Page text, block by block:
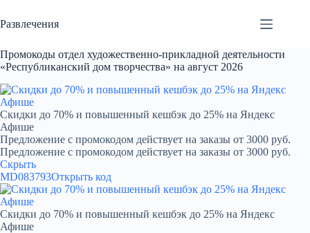
к
сути
Развлечения
Промокоды отдел художественно-прикладной деятельности
«Республиканский дом творчества» на август 2026
Скидки до 70% и повышенный кешбэк до 25% на Яндекс
Афише
Предложение с промокодом действует на заказы от 3000 руб.
Предложение с промокодом действует на заказы от 3000 руб.
Скрыть
MD083793Открыть код
Скидки до 70% и повышенный кешбэк до 25% на Яндекс
Афише